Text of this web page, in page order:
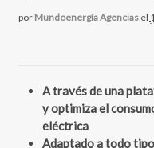
por Mundoenergía Agencias el
A través de una
y optimiza el
eléctrica
Adaptado a todo